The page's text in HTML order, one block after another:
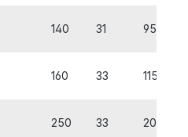
140 31 95
160 33 115
250 33 205